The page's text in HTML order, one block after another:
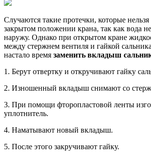
Случаются такие протечки, которые
закрытом положении крана, так как вода
наружу. Однако при открытом кране
между стержнем вентиля и гайкой
настало время заменить вкладыш
1. Берут отвертку и откручивают гайку
2. Изношенный вкладыш снимают со
3. При помощи фторопластовой ленты
уплотнитель.
4. Наматывают новый вкладыш.
5. После этого закручивают гайку.